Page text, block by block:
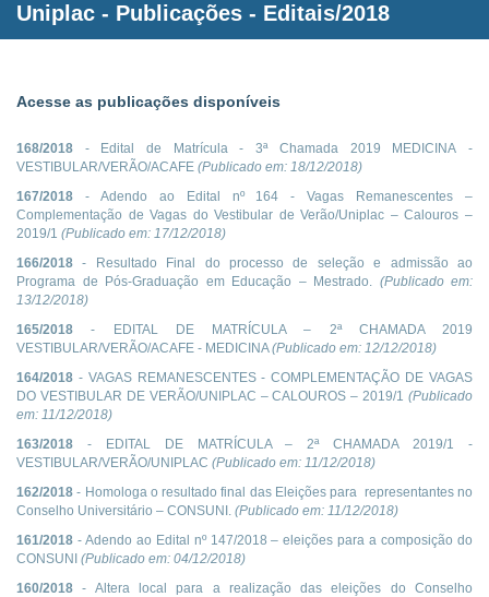
Uniplac - Publicações - Editais/2018
Acesse as publicações disponíveis
168/2018 - Edital de Matrícula - 3ª Chamada 2019 MEDICINA -
VESTIBULAR/VERÃO/ACAFE (Publicado em: 18/12/2018)
167/2018 - Adendo ao Edital nº 164 - Vagas Remanescentes –
Complementação de Vagas do Vestibular de Verão/Uniplac – Calouros –
2019/1 (Publicado em: 17/12/2018)
166/2018 - Resultado Final do processo de seleção e admissão ao
Programa de Pós-Graduação em Educação – Mestrado. (Publicado em:
13/12/2018)
165/2018 - EDITAL DE MATRÍCULA – 2ª CHAMADA 2019
VESTIBULAR/VERÃO/ACAFE - MEDICINA(Publicado em: 12/12/2018)
164/2018 - VAGAS REMANESCENTES - COMPLEMENTAÇÃO DE VAGAS
DO VESTIBULAR DE VERÃO/UNIPLAC – CALOUROS – 2019/1 (Publicado
em: 11/12/2018)
163/2018 - EDITAL DE MATRÍCULA – 2ª CHAMADA 2019/1 -
VESTIBULAR/VERÃO/UNIPLAC (Publicado em: 11/12/2018)
162/2018 - Homologa o resultado final das Eleições para representantes no
Conselho Universitário – CONSUNI. (Publicado em: 11/12/2018)
161/2018 - Adendo ao Edital nº 147/2018 – eleições para a composição do
CONSUNI (Publicado em: 04/12/2018)
160/2018 - Altera local para a realização das eleições do Conselho